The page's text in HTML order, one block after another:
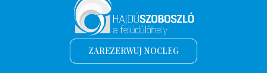
ZAREZERWUJ NOCLEG